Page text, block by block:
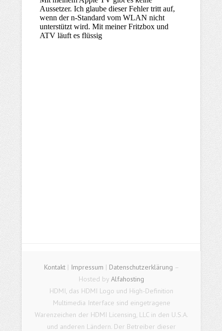
Kontakt| Impressum | Datenschutzerklärung –
Hosted by Alfahosting
HDMI, das HDMI Logo und High-Definition
Multimedia Interface sind eingetragene
Warenzeichen der HDMI Licensing, LLC in den U.S.A.
und anderen Ländern. Der Betreiber dieser